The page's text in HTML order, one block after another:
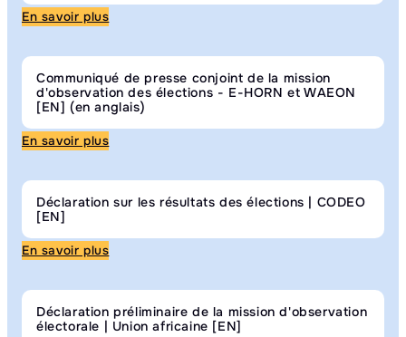
En savoir plus
Communiqué de presse conjoint de la mission
d'observation des élections - E-HORN et WAEON
[EN] (en anglais)
En savoir plus
Déclaration sur les résultats des élections | CODEO
[EN]
En savoir plus
Déclaration préliminaire de la mission d'observation
électorale | Union africaine [EN]